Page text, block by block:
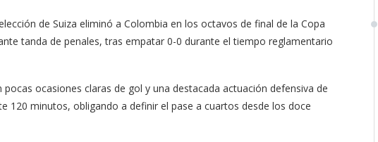
de Suiza eliminó a Colombia en los octavos de final de la Copa
tanda de penales, tras empatar 0-0 durante el tiempo reglamentario
ocasiones claras de gol y una destacada actuación defensiva de
120 minutos, obligando a definir el pase a cuartos desde los doce